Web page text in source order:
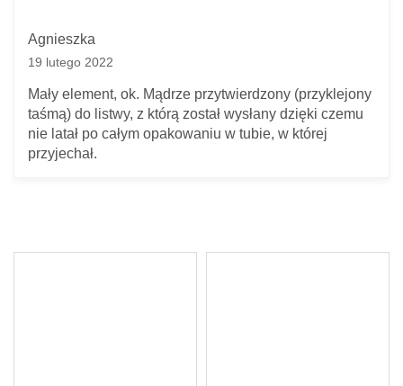
Agnieszka
19 lutego 2022
Mały element, ok. Mądrze przytwierdzony (przyklejony
taśmą) do listwy, z którą został wysłany dzięki czemu
nie latał po całym opakowaniu w tubie, w której
przyjechał.